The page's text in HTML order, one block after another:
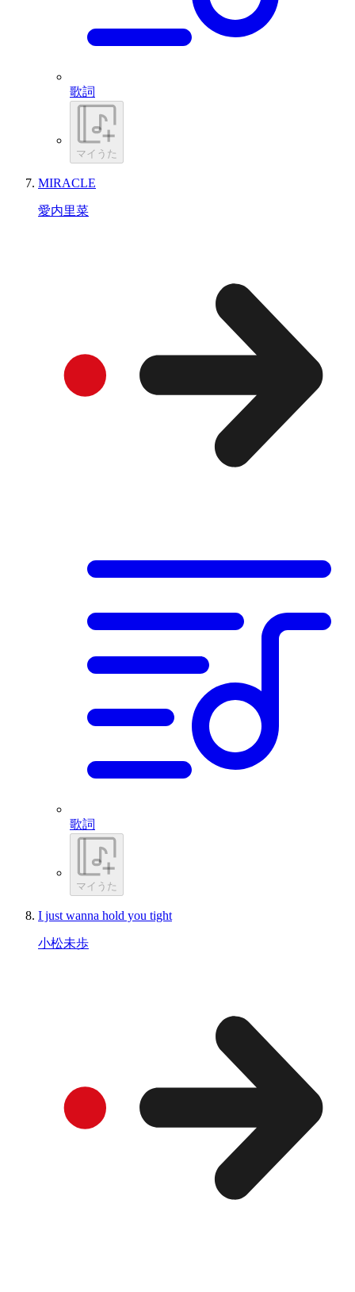
歌詞
マイうた
MIRACLE
愛内里菜
歌詞
マイうた
I just wanna hold you tight
小松未歩